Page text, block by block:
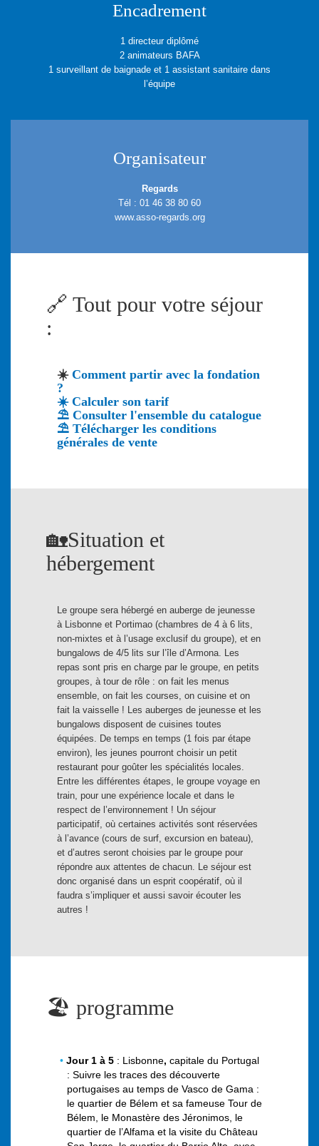
Encadrement
1 directeur diplômé
2 animateurs BAFA
1 surveillant de baignade et 1 assistant sanitaire dans
l’équipe
Organisateur
Regards
Tél : 01 46 38 80 60
www.asso-regards.org
🔗 Tout pour votre séjour
:
☀️ Comment partir avec la fondation
?
☀️ Calculer son tarif
⛱️ Consulter l'ensemble du catalogue
⛱️ Télécharger les conditions
générales de vente
🏡Situation et
hébergement
Le groupe sera hébergé en auberge de jeunesse
à Lisbonne et Portimao (chambres de 4 à 6 lits,
non-mixtes et à l’usage exclusif du groupe), et en
bungalows de 4/5 lits sur l’île d’Armona. Les
repas sont pris en charge par le groupe, en petits
groupes, à tour de rôle : on fait les menus
ensemble, on fait les courses, on cuisine et on
fait la vaisselle ! Les auberges de jeunesse et les
bungalows disposent de cuisines toutes
équipées. De temps en temps (1 fois par étape
environ), les jeunes pourront choisir un petit
restaurant pour goûter les spécialités locales.
Entre les différentes étapes, le groupe voyage en
train, pour une expérience locale et dans le
respect de l’environnement ! Un séjour
participatif, où certaines activités sont réservées
à l’avance (cours de surf, excursion en bateau),
et d’autres seront choisies par le groupe pour
répondre aux attentes de chacun. Le séjour est
donc organisé dans un esprit coopératif, où il
faudra s’impliquer et aussi savoir écouter les
autres !
🏖️ programme
Jour 1 à 5 : Lisbonne, capitale du Portugal
: Suivre les traces des découverte
portugaises au temps de Vasco de Gama :
le quartier de Bélem et sa fameuse Tour de
Bélem, le Monastère des Jéronimos, le
quartier de l’Alfama et la visite du Château